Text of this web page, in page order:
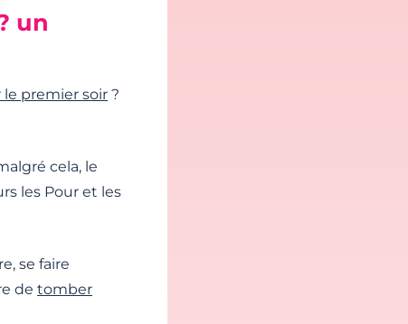
un
premier soir ?
cela, le
les Pour et les
se faire
de tomber